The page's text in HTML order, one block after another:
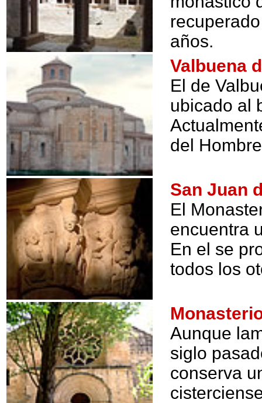
años.
Valbuena
El de
ubicado al
del
San Juan
El
encuentra
En el se
todos los
Aunque
siglo
conserva